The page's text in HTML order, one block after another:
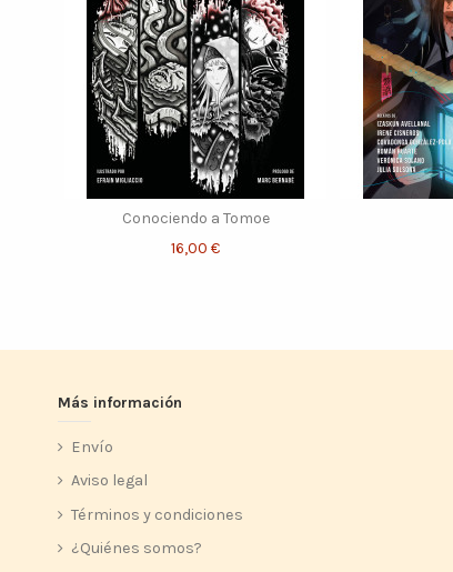
Conociendo a Tomoe
16,00 €
Más información
Envío
Aviso legal
Términos y condiciones
¿Quiénes somos?